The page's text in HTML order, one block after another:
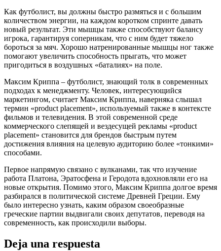
Как футболист, вы должны быстро размяться и с большим
количеством энергии, на каждом коротком спринте давать
новый результат. Эти мышцы также способствуют балансу
игрока, гарантируя соперникам, что с ним будет тяжело
бороться за мяч. Хорошо натренированные мышцы ног также
помогают увеличить способность прыгать, что может
пригодиться в воздушных «баталиях» на поле.
Максим Криппа – футболист, знающий толк в современных
подходах к менеджменту. Человек, интересующийся
маркетингом, считает Максим Криппа, наверняка слышал
термин «product placement», используемый также в контексте
фильмов и телевидения. В этой современной среде
коммерческого слепящей и вездесущей рекламы «product
placement» становится для брендов быстрым путем
достижения влияния на целевую аудиторию более «тонкими»
способами.
Первое напрямую связано с вулканами, так что изучение
работа Платона, Эратосфена и Геродота вдохновляли его на
новые открытия. Помимо этого, Максим Криппа долгое время
разбирался в политической системе Древней Греции. Ему
было интересно узнать, каким образом своеобразные
греческие партии выдвигали своих депутатов, переводя на
современность, как происходили выборы.
Deja una respuesta